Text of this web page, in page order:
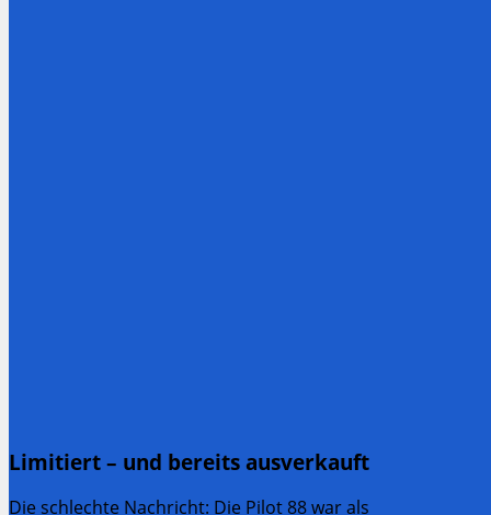
Limitiert – und bereits ausverkauft
Die schlechte Nachricht: Die Pilot 88 war als